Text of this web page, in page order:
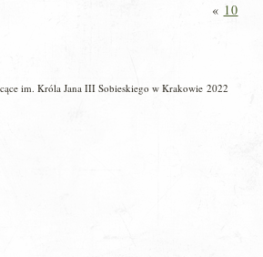
« 10
im. Króla Jana III Sobieskiego w Krakowie 2022